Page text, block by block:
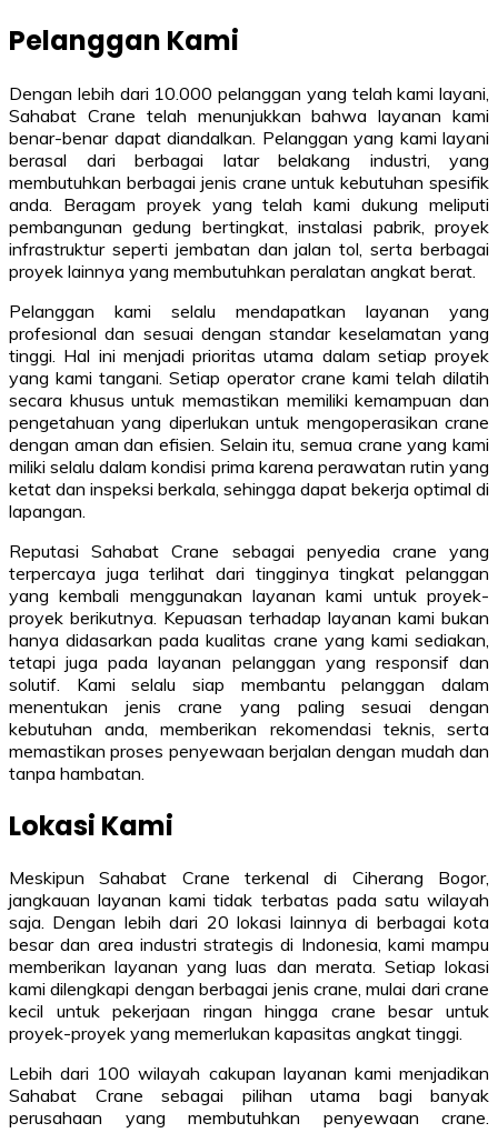
Pelanggan Kami
Dengan lebih dari 10.000 pelanggan yang telah kami layani,
Sahabat Crane telah menunjukkan bahwa layanan kami
benar-benar dapat diandalkan. Pelanggan yang kami layani
berasal dari berbagai latar belakang industri, yang
membutuhkan berbagai jenis crane untuk kebutuhan spesifik
anda. Beragam proyek yang telah kami dukung meliputi
pembangunan gedung bertingkat, instalasi pabrik, proyek
infrastruktur seperti jembatan dan jalan tol, serta berbagai
proyek lainnya yang membutuhkan peralatan angkat berat.
Pelanggan kami selalu mendapatkan layanan yang
profesional dan sesuai dengan standar keselamatan yang
tinggi. Hal ini menjadi prioritas utama dalam setiap proyek
yang kami tangani. Setiap operator crane kami telah dilatih
secara khusus untuk memastikan memiliki kemampuan dan
pengetahuan yang diperlukan untuk mengoperasikan crane
dengan aman dan efisien. Selain itu, semua crane yang kami
miliki selalu dalam kondisi prima karena perawatan rutin yang
ketat dan inspeksi berkala, sehingga dapat bekerja optimal di
lapangan.
Reputasi Sahabat Crane sebagai penyedia crane yang
terpercaya juga terlihat dari tingginya tingkat pelanggan
yang kembali menggunakan layanan kami untuk proyek-
proyek berikutnya. Kepuasan terhadap layanan kami bukan
hanya didasarkan pada kualitas crane yang kami sediakan,
tetapi juga pada layanan pelanggan yang responsif dan
solutif. Kami selalu siap membantu pelanggan dalam
menentukan jenis crane yang paling sesuai dengan
kebutuhan anda, memberikan rekomendasi teknis, serta
memastikan proses penyewaan berjalan dengan mudah dan
tanpa hambatan.
Lokasi Kami
Meskipun Sahabat Crane terkenal di Ciherang Bogor,
jangkauan layanan kami tidak terbatas pada satu wilayah
saja. Dengan lebih dari 20 lokasi lainnya di berbagai kota
besar dan area industri strategis di Indonesia, kami mampu
memberikan layanan yang luas dan merata. Setiap lokasi
kami dilengkapi dengan berbagai jenis crane, mulai dari crane
kecil untuk pekerjaan ringan hingga crane besar untuk
proyek-proyek yang memerlukan kapasitas angkat tinggi.
Lebih dari 100 wilayah cakupan layanan kami menjadikan
Sahabat Crane sebagai pilihan utama bagi banyak
perusahaan yang membutuhkan penyewaan crane.